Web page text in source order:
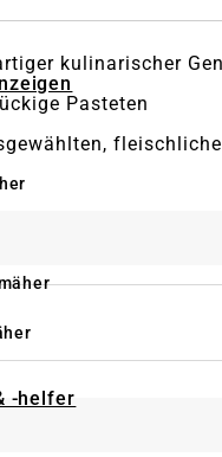
-helfer
kulinarischer
Pasteten